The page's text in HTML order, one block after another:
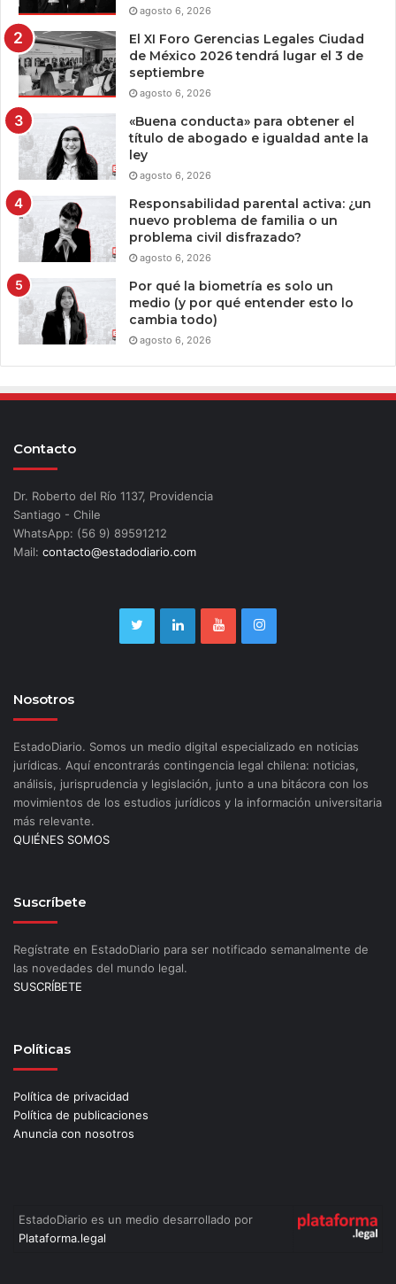
agosto 6, 2026
El XI Foro Gerencias Legales Ciudad
de México 2026 tendrá lugar el 3 de
septiembre
agosto 6, 2026
«Buena conducta» para obtener el
título de abogado e igualdad ante la
ley
agosto 6, 2026
Responsabilidad parental activa: ¿un
nuevo problema de familia o un
problema civil disfrazado?
agosto 6, 2026
Por qué la biometría es solo un
medio (y por qué entender esto lo
cambia todo)
agosto 6, 2026
Contacto
Dr. Roberto del Río 1137, Providencia
Santiago - Chile
WhatsApp: (56 9) 89591212
Mail: contacto@estadodiario.com
Nosotros
EstadoDiario. Somos un medio digital especializado en noticias
jurídicas. Aquí encontrarás contingencia legal chilena: noticias,
análisis, jurisprudencia y legislación, junto a una bitácora con los
movimientos de los estudios jurídicos y la información universitaria
más relevante.
QUIÉNES SOMOS
Suscríbete
Regístrate en EstadoDiario para ser notificado semanalmente de
las novedades del mundo legal.
SUSCRÍBETE
Políticas
Política de privacidad
Política de publicaciones
Anuncia con nosotros
EstadoDiario es un medio desarrollado por
Plataforma.legal